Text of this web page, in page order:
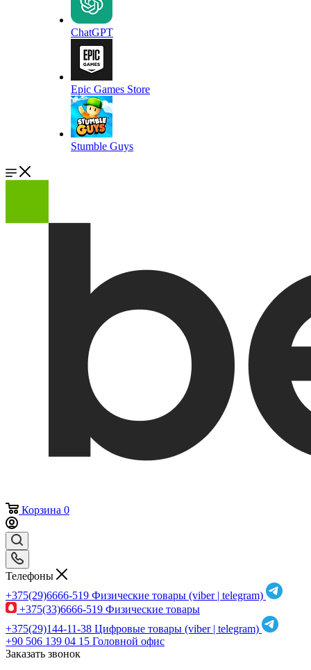
ChatGPT
Epic Games Store
Stumble Guys
Корзина 0
Телефоны
+375(29)6666-519 Физические товары (viber | telegram)
+375(33)6666-519 Физические товары
+375(29)144-11-38 Цифровые товары (viber | telegram)
+90 506 139 04 15 Головной офис
Заказать звонок